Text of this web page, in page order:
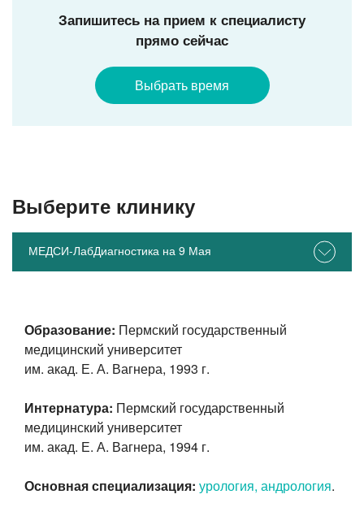
Запишитесь на прием к специалисту
прямо сейчас
Выбрать время
Выберите клинику
МЕДСИ-ЛабДиагностика на 9 Мая
Образование: Пермский государственный
медицинский университет
им. акад. Е. А. Вагнера, 1993 г.
Интернатура: Пермский государственный
медицинский университет
им. акад. Е. А. Вагнера, 1994 г.
Основная специализация: урология, андрология.